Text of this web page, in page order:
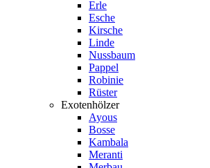
Erle
Esche
Kirsche
Linde
Nussbaum
Pappel
Robinie
Rüster
Exotenhölzer
Ayous
Bosse
Kambala
Meranti